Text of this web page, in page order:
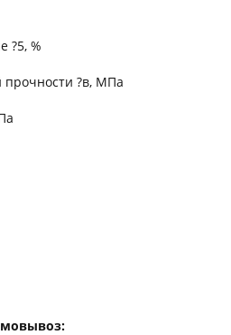
?5, %
прочности ?в, МПа